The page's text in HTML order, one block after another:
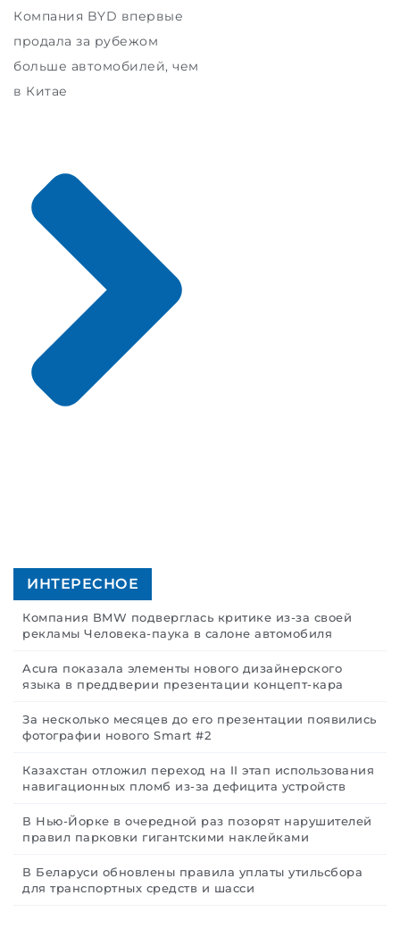
Компания BYD впервые
продала за рубежом
больше автомобилей, чем
в Китае
ИНТЕРЕСНОЕ
Компания BMW подверглась критике из-за своей
рекламы Человека-паука в салоне автомобиля
Acura показала элементы нового дизайнерского
языка в преддверии презентации концепт-кара
За несколько месяцев до его презентации появились
фотографии нового Smart #2
Казахстан отложил переход на II этап использования
навигационных пломб из-за дефицита устройств
В Нью-Йорке в очередной раз позорят нарушителей
правил парковки гигантскими наклейками
В Беларуси обновлены правила уплаты утильсбора
для транспортных средств и шасси